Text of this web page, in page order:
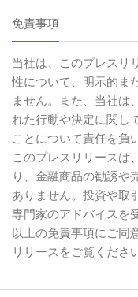
免責事項
当社は、このプレスリ
性について、明示的ま
ません。また、当社は
れた行動や決定に関し
ことについて責任を負
このプレスリリースは
り、金融商品の勧誘や
ありません。投資や取
専門家のアドバイスを
以上の免責事項にご同
リリースをご覧ください